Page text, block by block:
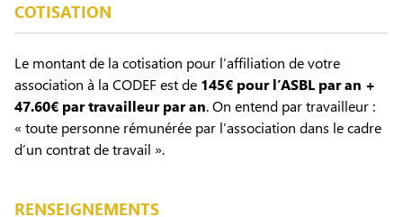
COTISATION
Le montant de la cotisation pour l’affiliation de votre
association à la CODEF est de 145€ pour l’ASBL par an +
47.60€ par travailleur par an. On entend par travailleur :
« toute personne rémunérée par l’association dans le cadre
d’un contrat de travail ».
RENSEIGNEMENTS